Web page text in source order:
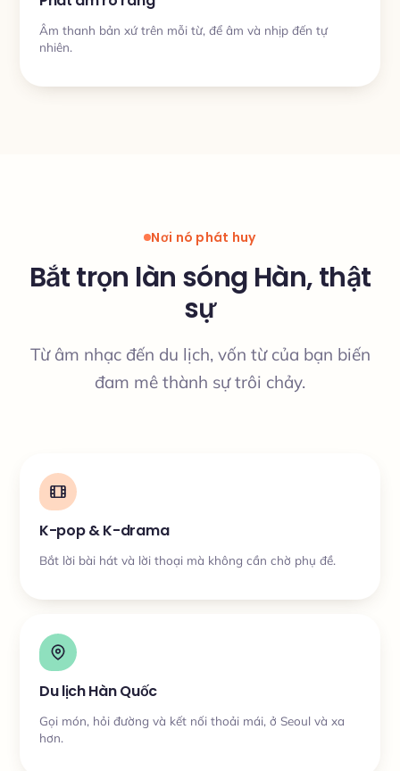
Âm thanh bản xứ trên mỗi từ, để âm và nhịp đến tự
nhiên.
Nơi nó phát huy
Bắt trọn làn sóng Hàn, thật
sự
Từ âm nhạc đến du lịch, vốn từ của bạn biến
đam mê thành sự trôi chảy.
K-pop & K-drama
Bắt lời bài hát và lời thoại mà không cần chờ phụ đề.
Du lịch Hàn Quốc
Gọi món, hỏi đường và kết nối thoải mái, ở Seoul và xa
hơn.